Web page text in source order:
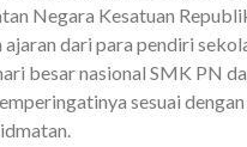
Negara Kesatuan
dari para pendiri
besar nasional SMK PN
sesuai